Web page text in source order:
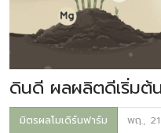
ดินดี ผลผลิตดีเริ่มต้
มิตรผลโมเดิร์นฟาร์ม พฤ.,